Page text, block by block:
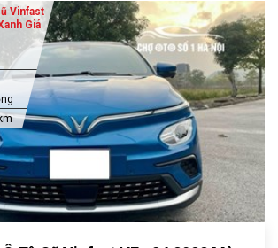
Vinfast
Giá